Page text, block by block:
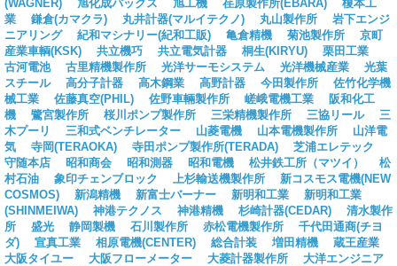
(WAGNER) 旭化成パックス 旭工機 荏原製作所(EBARA)
榎本工
業
鎌倉(カマクラ) 丸井計器(マルイテクノ) 丸山製作所
岩下エンジ
ニアリング
紀和マシナリー(紀和工販) 亀倉精機 菊池製作所
京町
産業車輌(KSK)
共立機巧 共立電気計器 桐生(KIRYU)
栗田工業
古河電池
古里精機製作所 光洋サーモシステム 光洋機械産業
光葉
スチール
高分子計器 高木鋼業 高野計器 今田製作所
佐竹化学機
械工業
佐藤真空(PHIL) 佐野車輛製作所 嵯峨電機工業
阪和化工
機
鷺宮製作所 桜川ポンプ製作所 三栄精機製作所 三協リール
三
木プーリ
三和式ベンチレーター 山菱電機 山本電機製作所
山洋電
気
寺岡(TERAOKA) 寺田ポンプ製作所(TERADA)
芝浦エレテック
守随本店
昭和商会 昭和測器 昭和電機 松井鉄工所（マツイ）
松
村石油
象印チェンブロック 上杉輸送機製作所
新コスモス電機(NEW
COSMOS)
新潟精機 新富士バーナー 新明和工業
新明和工業
(SHINMEIWA)
神港テクノス 神港精機 杉崎計器(CEDAR)
清水製作
所
盛光 静岡製機 石川製作所 赤松電機製作所
千代田通商(チヨ
ダ)
宣真工業 相原電機(CENTER) 総合計装 増田精機
蔵王産業
大阪タイユー
大阪フローメーター 大菱計器製作所
大洋エンジニア